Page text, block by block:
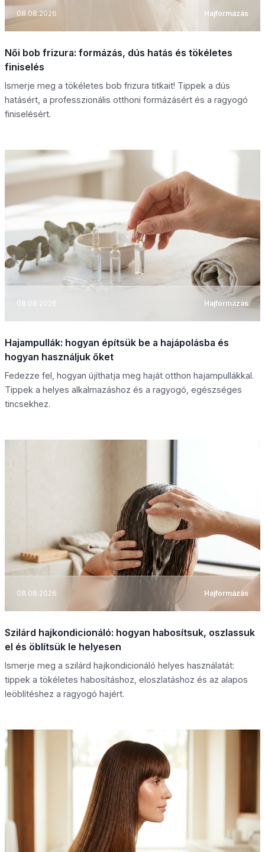
08.08.2026 Hajformázás
Női bob frizura: formázás, dús hatás és tökéletes
finiselés
Ismerje meg a tökéletes bob frizura titkait! Tippek a dús
hatásért, a professzionális otthoni formázásért és a ragyogó
finiselésért.
08.08.2026 Hajformázás
Hajampullák: hogyan építsük be a hajápolásba és
hogyan használjuk őket
Fedezze fel, hogyan újíthatja meg haját otthon hajampullákkal.
Tippek a helyes alkalmazáshoz és a ragyogó, egészséges
tincsekhez.
08.08.2026 Hajformázás
Szilárd hajkondicionáló: hogyan habosítsuk, oszlassuk
el és öblítsük le helyesen
Ismerje meg a szilárd hajkondicionáló helyes használatát:
tippek a tökéletes habosításhoz, eloszlatáshoz és az alapos
leöblítéshez a ragyogó hajért.